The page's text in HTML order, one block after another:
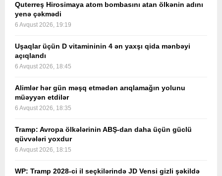
Quterreş Hirosimaya atom bombasını atan ölkənin adını
yenə çəkmədi
6 Avqust 2026, 19:19
Uşaqlar üçün D vitamininin 4 ən yaxşı qida mənbəyi
açıqlandı
6 Avqust 2026, 18:45
Alimlər hər gün məşq etmədən arıqlamağın yolunu
müəyyən etdilər
6 Avqust 2026, 18:35
Tramp: Avropa ölkələrinin ABŞ-dan daha üçün güclü
qüvvələri yoxdur
6 Avqust 2026, 18:15
WP: Tramp 2028-ci il seçkilərində JD Vensi gizli şəkildə